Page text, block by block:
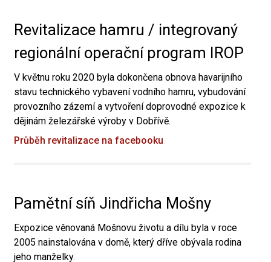
Revitalizace hamru / integrovaný
regionální operační program IROP
V květnu roku 2020 byla dokončena obnova havarijního
stavu technického vybavení vodního hamru, vybudování
provozního zázemí a vytvoření doprovodné expozice k
dějinám železářské výroby v Dobřívě.
Průběh revitalizace na facebooku
Pamětní síň Jindřicha Mošny
Expozice věnovaná Mošnovu životu a dílu byla v roce
2005 nainstalována v domě, který dříve obývala rodina
jeho manželky.